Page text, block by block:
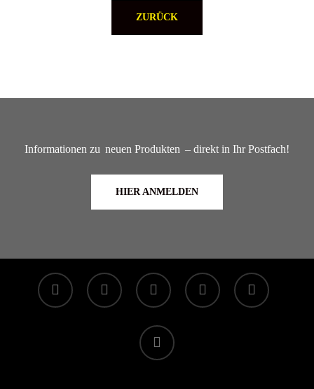
ZURÜCK
Informationen zu neuen Produkten – direkt in Ihr Postfach!
HIER ANMELDEN
facebook linkedin youtube instagram whatsapp
tiktok